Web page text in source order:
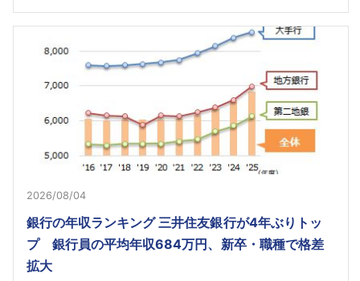
2026/08/04
銀行の年収ランキング 三井住友銀行が4年ぶりトッ
プ 銀行員の平均年収684万円、新卒・職種で格差
拡大